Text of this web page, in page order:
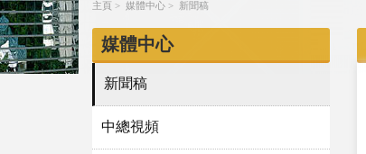
主頁 > 媒體中心 > 新聞稿
媒體中心
新聞稿
中總視頻